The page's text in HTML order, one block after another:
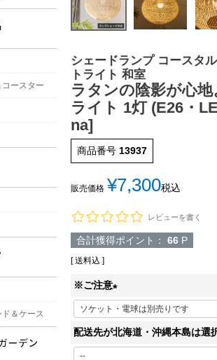
ースター
＆ケース
シェードランプ コースタ
トライト 和室
ラタンの陰影が心
ライト 1灯 (E26・
na]
商品番号 13937
販売価格 ¥7,300税込
レビューを書く
合計獲得ポイント： 66 P
送料込
※ご注意
必
配送先が北海道・沖縄本島は選